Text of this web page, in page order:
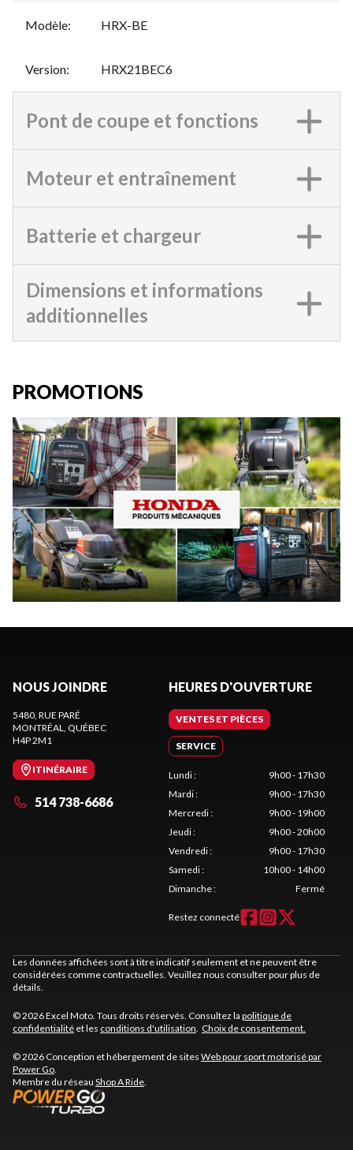
Modèle: HRX-BE
Version: HRX21BEC6
Pont de coupe et fonctions
Moteur et entraînement
Batterie et chargeur
Dimensions et informations
additionnelles
PROMOTIONS
NOUS JOINDRE
5480, RUE PARÉ
MONTRÉAL, QUÉBEC
H4P 2M1
ITINÉRAIRE
514 738-6686
HEURES D'OUVERTURE
VENTES ET PIÈCES
SERVICE
Lundi:
9h00 - 17h30
Mardi:
9h00 - 17h30
Mercredi:
9h00 - 19h00
Jeudi:
9h00 - 20h00
Vendredi:
9h00 - 17h30
Samedi:
10h00 - 14h00
Dimanche: Fermé
Restez connecté
Les données affichées sont à titre indicatif seulement et ne peuvent être
considérées comme contractuelles. Veuillez nous consulter pour plus de
détails.
© 2026 Excel Moto. Tous droits réservés. Consultez la politique de
confidentialité et les conditions d'utilisation. Choix de consentement.
© 2026 Conception et hébergement de sites Web pour sport motorisé par
Power Go.
Membre du réseau Shop A Ride.